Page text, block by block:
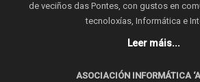
de veciños das Pontes, con gustos en
tecnoloxías, Informática e
Leer máis...
ASOCIACIÓN INFORMÁTICA